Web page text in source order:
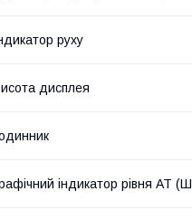
руху
дисплея
індикатор рівня АТ